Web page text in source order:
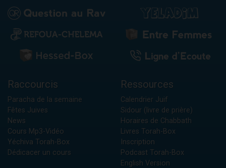
Raccourcis
Paracha de la semaine
Fêtes Juives
News
Cours Mp3-Vidéo
Yéchiva Torah-Box
Dédicacer un cours
Ressources
Calendrier Juif
Sidour (livre de prière)
Horaires de Chabbath
Livres Torah-Box
Inscription
Podcast Torah-Box
English Version